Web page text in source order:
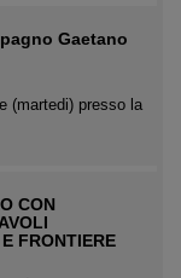
Gaetano
(martedi) presso la
CON
FRONTIERE